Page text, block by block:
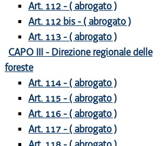
Art. 112 - ( abrogato )
Art. 112 bis - ( abrogato )
Art. 113 - ( abrogato )
CAPO III - Direzione regionale delle
foreste
Art. 114 - ( abrogato )
Art. 115 - ( abrogato )
Art. 116 - ( abrogato )
Art. 117 - ( abrogato )